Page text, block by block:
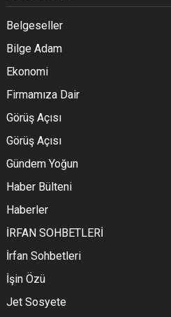
Belgeseller
Bilge Adam
Ekonomi
Firmamıza Dair
Görüş Açısı
Görüş Açısı
Gündem Yoğun
Haber Bülteni
Haberler
İRFAN SOHBETLERİ
İrfan Sohbetleri
İşin Özü
Jet Sosyete